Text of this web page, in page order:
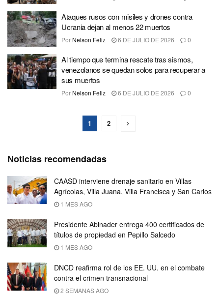
Ataques rusos con misiles y drones contra
Ucrania dejan al menos 22 muertos
Por Nelson Feliz 6 DE JULIO DE 2026 0
Al tiempo que termina rescate tras sismos,
venezolanos se quedan solos para recuperar a
sus muertos
Por Nelson Feliz 6 DE JULIO DE 2026 0
1 2
Noticias recomendadas
CAASD interviene drenaje sanitario en Villas
Agrícolas, Villa Juana, Villa Francisca y San Carlos
1 MES AGO
Presidente Abinader entrega 400 certificados de
títulos de propiedad en Pepillo Salcedo
1 MES AGO
DNCD reafirma rol de los EE. UU. en el combate
contra el crimen transnacional
2 SEMANAS AGO